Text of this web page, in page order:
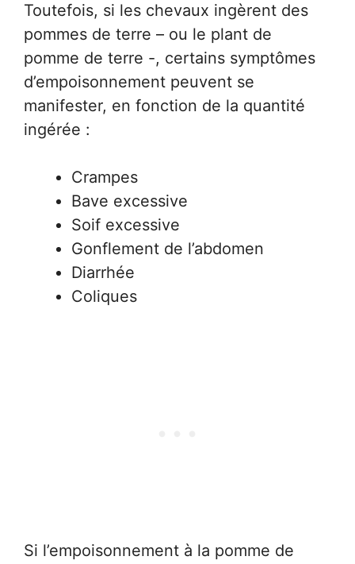
Toutefois, si les chevaux ingèrent des
pommes de terre – ou le plant de
pomme de terre -, certains symptômes
d’empoisonnement peuvent se
manifester, en fonction de la quantité
ingérée :
Crampes
Bave excessive
Soif excessive
Gonflement de l’abdomen
Diarrhée
Coliques
Si l’empoisonnement à la pomme de